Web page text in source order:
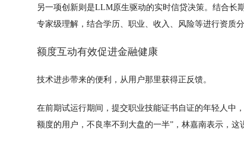
另一项创新则是LLM原生驱动的实时信贷决策。结合长
专家级理解，结合学历、职业、收入、风险等进行资质
额度互动有效促进金融健康
技术进步带来的便利，从用户那里获得正反馈。
在前期试运行期间，提交职业技能证书自证的年轻人中
额度的用户，不良率不到大盘的一半”，林嘉南表示，